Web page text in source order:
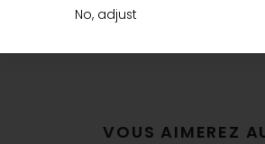
No, adjust
VOUS AIMEREZ